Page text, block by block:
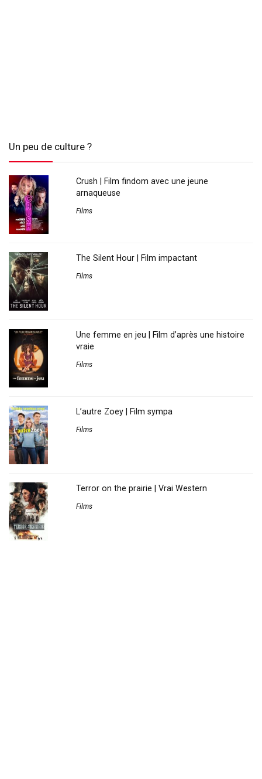
Un peu de culture ?
Crush | Film findom avec une jeune
arnaqueuse
Films
The Silent Hour | Film impactant
Films
Une femme en jeu | Film d’après une histoire
vraie
Films
L’autre Zoey | Film sympa
Films
Terror on the prairie | Vrai Western
Films